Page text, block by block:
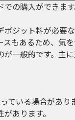
の購入ができま
ジット料が必要
もあるため、気
一般的です。主
ている場合があ
あります。